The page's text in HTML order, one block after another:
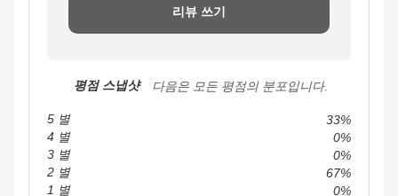
리뷰 쓰기
평점 스냅샷 다음은 모든 평점의 분포입니다.
5 별
33%
4 별
0%
3 별
0%
2 별
67%
1 별
0%